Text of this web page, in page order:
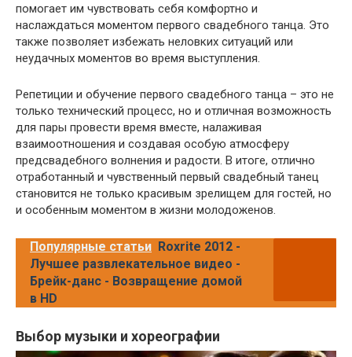
помогает им чувствовать себя комфортно и
наслаждаться моментом первого свадебного танца. Это
также позволяет избежать неловких ситуаций или
неудачных моментов во время выступления.
Репетиции и обучение первого свадебного танца – это не
только технический процесс, но и отличная возможность
для пары провести время вместе, налаживая
взаимоотношения и создавая особую атмосферу
предсвадебного волнения и радости. В итоге, отлично
отработанный и чувственный первый свадебный танец
становится не только красивым зрелищем для гостей, но
и особенным моментом в жизни молодоженов.
Популярные статьи Roxrite 2012 -
Лучшее развлекательное видео -
Брейк-данс - Возвращение домой
в HD
Выбор музыки и хореографии